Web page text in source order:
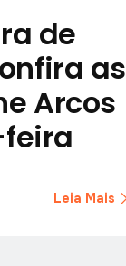
de
as
Arcos
Leia Mais